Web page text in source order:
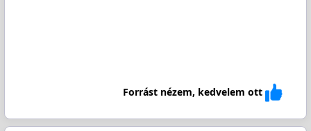
Forrást nézem, kedvelem ott